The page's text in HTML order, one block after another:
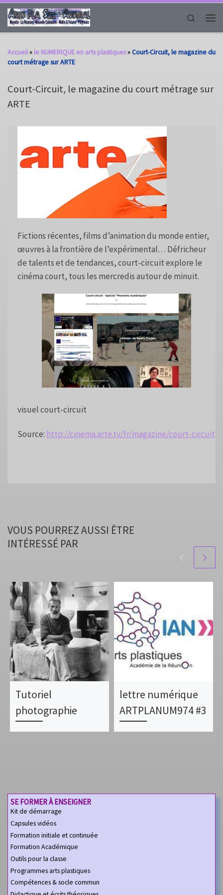
Passer au contenu
Search
Accueil» le NUMERIQUE en arts plastiques»Court-Circuit, le magazine du
court métrage sur ARTE
Court-Circuit, le magazine du court métrage sur
ARTE
Fictions récentes, films d’animation du monde entier,
œuvres à la frontière de l’expérimental… Défricheur
de talents et de tendances, court-circuit explore le
cinéma court, tous les mercredis autour de minuit.
visuel court-circuit
Source: http://cinema.arte.tv/fr/magazine/court-circuit
VOUS POURREZ AUSSI ÊTRE
INTÉRESSÉ PAR
Tutoriel
photographie
lettre numérique
ARTPLANUM974 #3
SE FORMER À ENSEIGNER
Kit de démarrage
Capsules vidéos
Formation initiale et continuée
Formation Académique
Outils pour la classe
Programmes arts plastiques
Compétences & socle commun